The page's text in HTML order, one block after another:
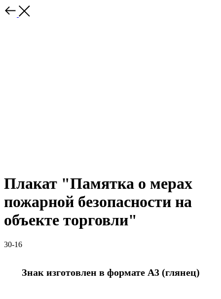
Плакат "Памятка о мерах
пожарной безопасности на
объекте торговли"
30-16
Знак изготовлен в формате А3 (глянец)